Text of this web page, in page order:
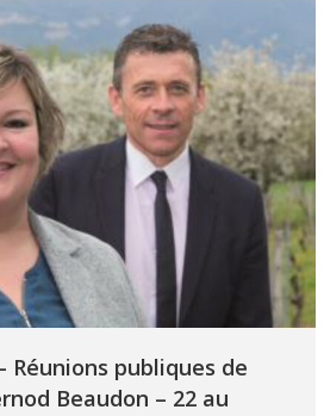
Réunions publiques de
Beaudon – 22 au